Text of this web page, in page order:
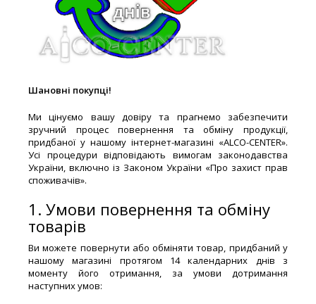
Шановні покупці!
Ми цінуємо вашу довіру та прагнемо забезпечити
зручний процес повернення та обміну продукції,
придбаної у нашому інтернет-магазині «ALCO-CENTER».
Усі процедури відповідають вимогам законодавства
України, включно із Законом України «Про захист прав
споживачів».
1. Умови повернення та обміну
товарів
Ви можете повернути або обміняти товар, придбаний у
нашому магазині протягом 14 календарних днів з
моменту його отримання, за умови дотримання
наступних умов: